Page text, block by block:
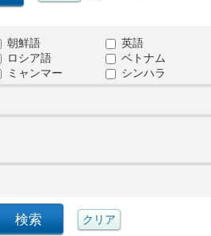
朝鮮語 英語
ロシア語 ベトナム
ミャンマー シンハラ